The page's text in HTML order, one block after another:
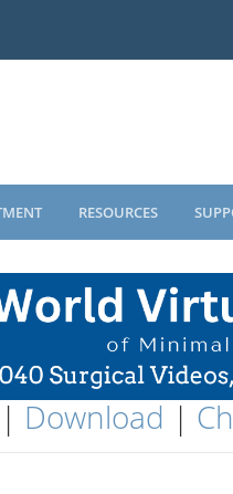
RESOURCES
| Download |